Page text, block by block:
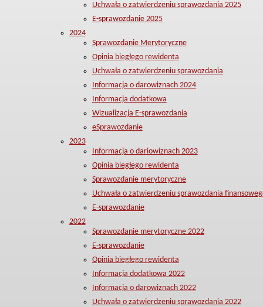
Uchwała o zatwierdzeniu sprawozdania 2025
E-sprawozdanie 2025
2024
Sprawozdanie Merytoryczne
Opinia biegłego rewidenta
Uchwała o zatwierdzeniu sprawozdania
Informacja o darowiznach 2024
Informacja dodatkowa
Wizualizacja E-sprawozdania
eSprawozdanie
2023
Informacja o dariowiznach 2023
Opinia biegłego rewidenta
Sprawozdanie merytoryczne
Uchwała o zatwierdzeniu sprawozdania
E-sprawozdanie
2022
Sprawozdanie merytoryczne 2022
E-sprawozdanie
Opinia biegłego rewidenta
Informacja dodatkowa 2022
Informacja o darowiznach 2022
Uchwała o zatwierdzeniu sprawozdania 2022